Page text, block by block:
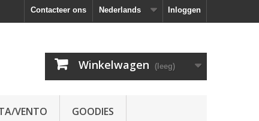
Inloggen
Nederlands
Contacteer ons
Winkelwagen (leeg)
VENTO GOODIES